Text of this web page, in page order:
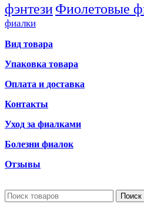
фэнтезиФиолетовые
фиалки
Вид товара
Упаковка товара
Оплата и доставка
Контакты
Уход за фиалками
Болезни фиалок
Отзывы
Поиск